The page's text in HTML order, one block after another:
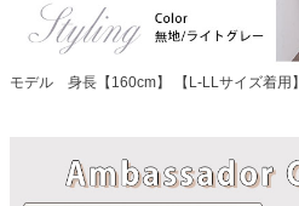
モデル 身長【160cm】 【L-LLサイズ着用】